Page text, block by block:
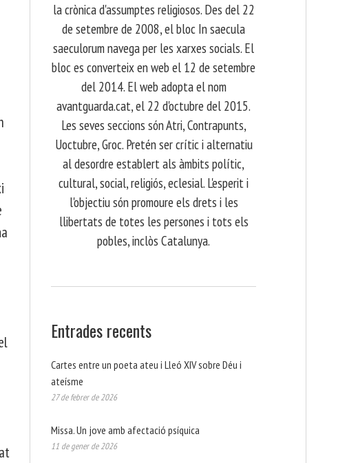
la crònica d'assumptes religiosos. Des del 22
de setembre de 2008, el bloc In saecula
saeculorum navega per les xarxes socials. El
bloc es converteix en web el 12 de setembre
del 2014. El web adopta el nom
avantguarda.cat, el 22 d'octubre del 2015.
Les seves seccions són Atri, Contrapunts,
Uoctubre, Groc. Pretén ser crític i alternatiu
al desordre establert als àmbits polític,
cultural, social, religiós, eclesial. L'esperit i
l'objectiu són promoure els drets i les
llibertats de totes les persones i tots els
pobles, inclòs Catalunya.
Entrades recents
Cartes entre un poeta ateu i Lleó XIV sobre Déu i
ateísme
27 de febrer de 2026
Missa. Un jove amb afectació psíquica
11 de gener de 2026